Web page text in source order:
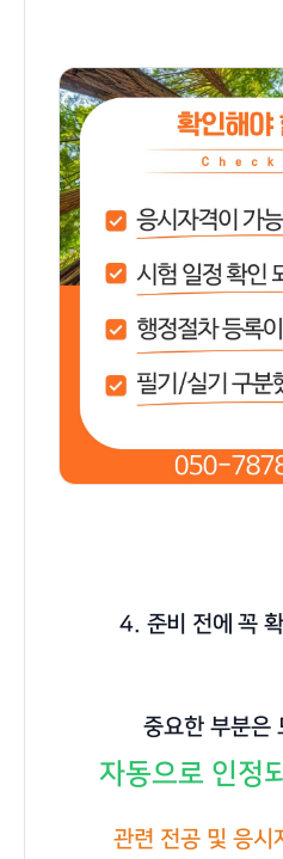
4. 준비 전에 꼭
중요한 부분은
자동으로 인정
관련 전공 및 응시